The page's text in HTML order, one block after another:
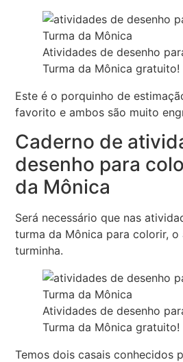
Atividades de desenho
Turma da Mônica gratuito!
Este é o porquinho de
favorito e ambos são muito
Caderno de
desenho para
da Mônica
Será necessário que nas
turma da Mônica para colorir, o
turminha.
Atividades de desenho
Turma da Mônica gratuito!
Temos dois casais conhecidos